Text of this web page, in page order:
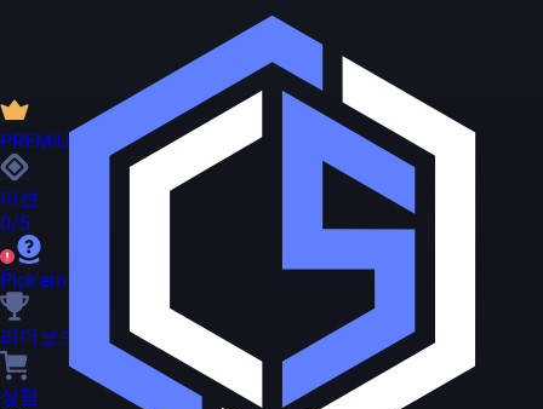
PREMIUM
미션
0/5
Pick'em
리더보드
상점